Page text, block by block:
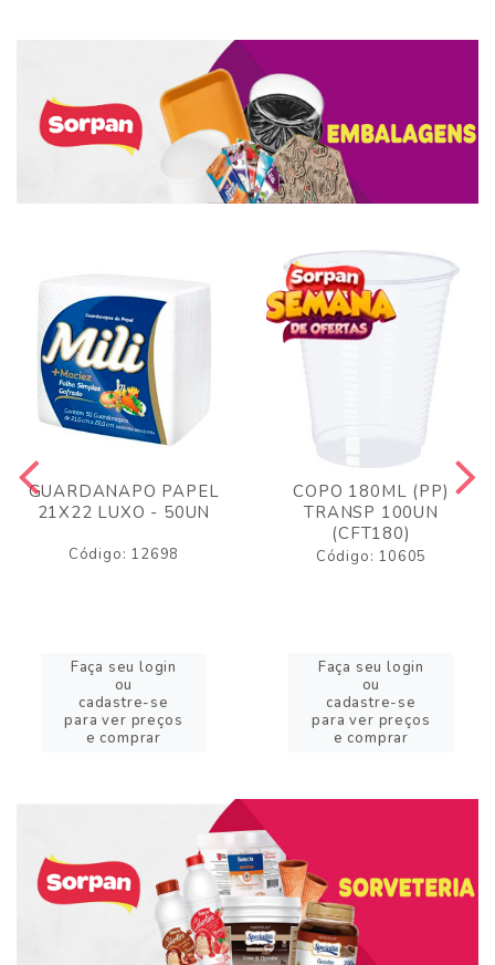
GUARDANAPO PAPEL
21X22 LUXO - 50UN
Código: 12698
Faça seu login
ou
cadastre-se
para ver preços
e comprar
COPO 180ML (PP)
TRANSP 100UN
(CFT180)
Código: 10605
Faça seu login
ou
cadastre-se
para ver preços
e comprar